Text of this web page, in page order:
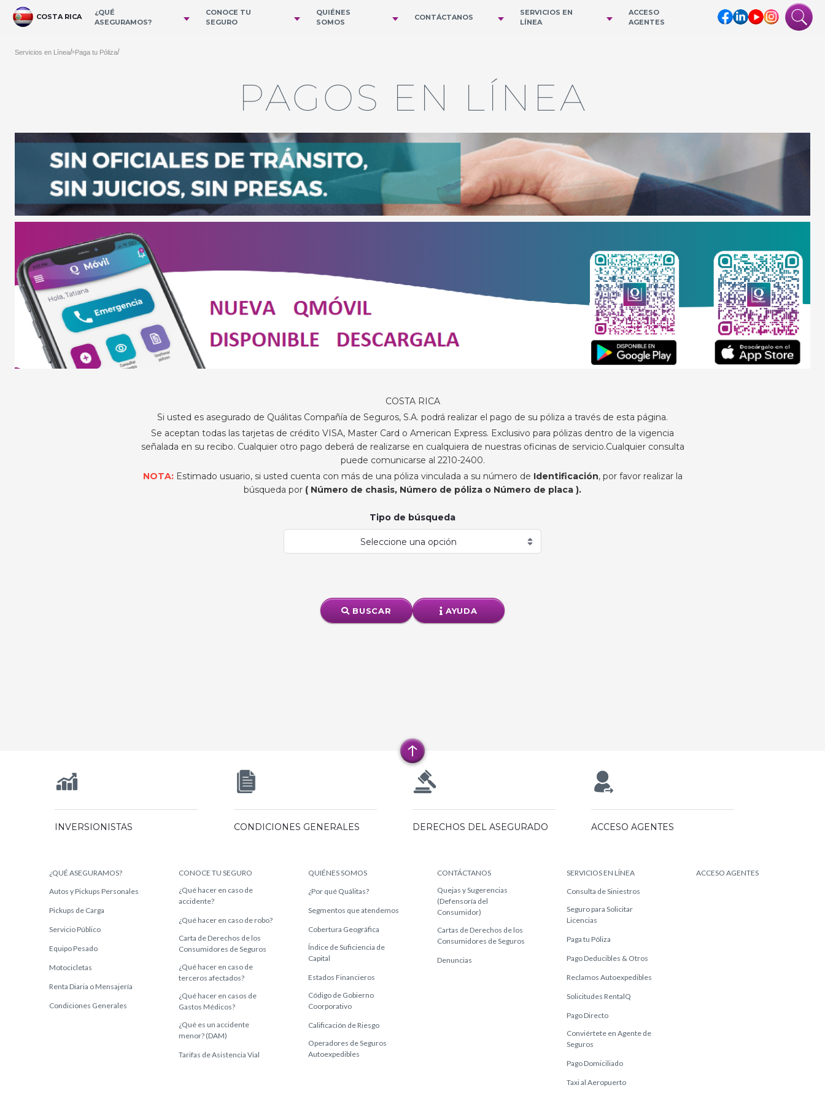
Saut au contenu principal
COSTA RICA
¿QUÉ
ASEGURAMOS?
CONOCE TU
SEGURO
QUIÉNES
SOMOS
CONTÁCTANOS
SERVICIOS EN
LÍNEA
ACCESO
AGENTES
Servicios en Línea/>Paga tu Póliza/
PAGOS EN LÍNEA
COSTA RICA
Si usted es asegurado de Quálitas Compañía de Seguros, S.A. podrá realizar el pago de su póliza a través de esta página.
Se aceptan todas las tarjetas de crédito VISA, Master Card o American Express. Exclusivo para pólizas dentro de la vigencia
señalada en su recibo. Cualquier otro pago deberá de realizarse en cualquiera de nuestras oficinas de servicio.Cualquier consulta
puede comunicarse al 2210-2400.
NOTA: Estimado usuario, si usted cuenta con más de una póliza vinculada a su número de Identificación, por favor realizar la
búsqueda por ( Número de chasis, Número de póliza o Número de placa ).
Tipo de búsqueda
BUSCAR AYUDA
INVERSIONISTAS CONDICIONES GENERALES DERECHOS DEL ASEGURADO ACCESO AGENTES
¿QUÉ ASEGURAMOS?
Autos y Pickups Personales
Pickups de Carga
Servicio Público
Equipo Pesado
Motocicletas
Renta Diaria o Mensajería
Condiciones Generales
CONOCE TU SEGURO
¿Qué hacer en caso de
accidente?
¿Qué hacer en caso de robo?
Carta de Derechos de los
Consumidores de Seguros
¿Qué hacer en caso de
terceros afectados?
¿Qué hacer en casos de
Gastos Médicos?
¿Qué es un accidente
menor? (DAM)
Tarifas de Asistencia Vial
QUIÉNES SOMOS
¿Por qué Quálitas?
Segmentos que atendemos
Cobertura Geográfica
Índice de Suficiencia de
Capital
Estados Financieros
Código de Gobierno
Coorporativo
Calificación de Riesgo
Operadores de Seguros
Autoexpedibles
CONTÁCTANOS
Quejas y Sugerencias
(Defensoría del
Consumidor)
Cartas de Derechos de los
Consumidores de Seguros
Denuncias
SERVICIOS EN LÍNEA
Consulta de Siniestros
Seguro para Solicitar
Licencias
Paga tu Póliza
Pago Deducibles & Otros
Reclamos Autoexpedibles
Solicitudes RentalQ
Pago Directo
Conviértete en Agente de
Seguros
Pago Domiciliado
Taxi al Aeropuerto
ACCESO AGENTES